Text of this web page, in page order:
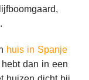
huis in Spanje
dan in een